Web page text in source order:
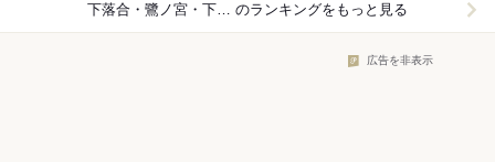
下落合・鷺ノ宮・下井草×中華料理 のランキングをもっと見る
広告を非表示